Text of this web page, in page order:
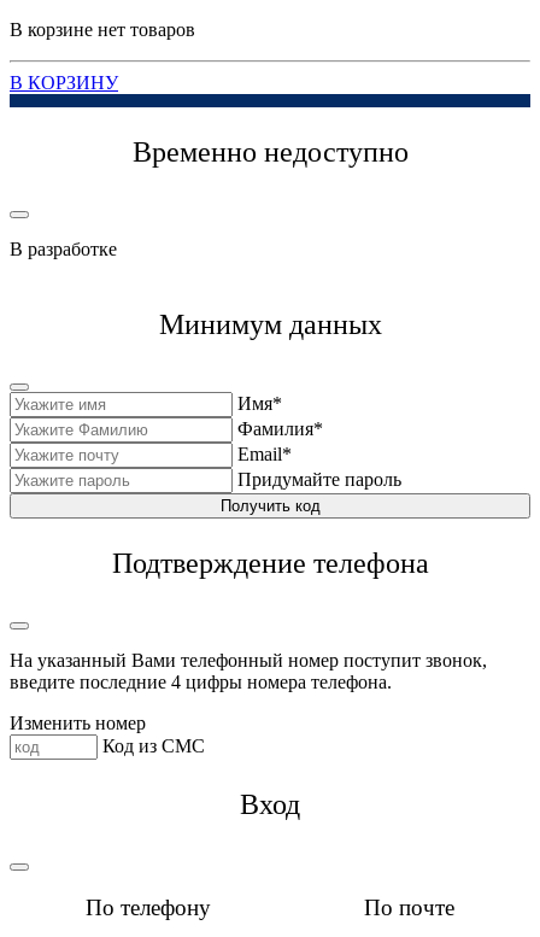
В корзине нет товаров
В КОРЗИНУ
Временно недоступно
В разработке
Минимум данных
Имя*
Фамилия*
Email*
Придумайте пароль
Получить код
Подтверждение телефона
На указанный Вами телефонный номер поступит звонок,
введите последние 4 цифры номера телефона.
Изменить номер
Код из СМС
Вход
По телефону По почте